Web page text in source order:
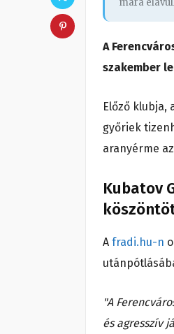
mára
A
szakember
Előző klubja,
győriek
aranyérme
Kubatov
A fradi.hu-n
"A
és agresszív